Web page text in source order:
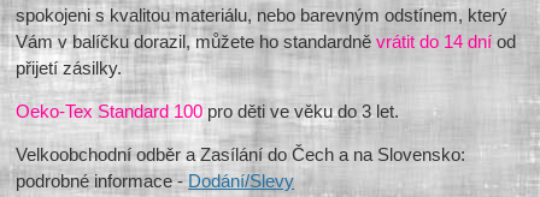
spokojeni s kvalitou materiálu, nebo barevným odstínem, který
Vám v balíčku dorazil, můžete ho standardněvrátit do 14 dní od
přijetí zásilky.
Oeko-Tex Standard 100 pro děti ve věku do 3 let.
Velkoobchodní odběr a Zasílání do Čech a na Slovensko:
podrobné informace - Dodání/Slevy